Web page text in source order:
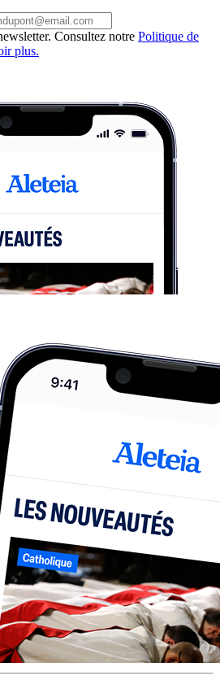
Consultez notre Politique de
plus.